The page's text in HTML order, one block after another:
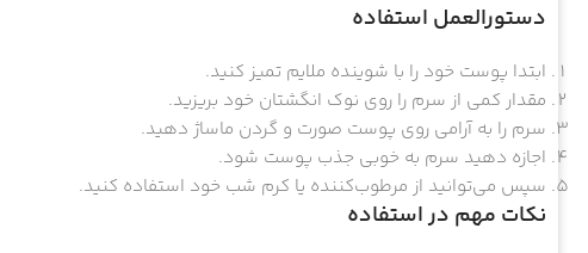
دستورالعمل استفاده
ابتدا پوست خود را با شوینده ملایم تمیز کنید.
مقدار کمی از سرم را روی نوک انگشتان خود بریزید.
سرم را به آرامی روی پوست صورت و گردن ماساژ دهید.
اجازه دهید سرم به خوبی جذب پوست شود.
سپس می‌توانید از مرطوب‌کننده یا کرم شب خود استفاده کنید.
نکات مهم در استفاده